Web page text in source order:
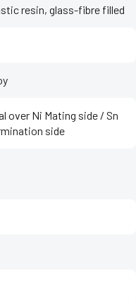
resin, glass-fibre filled
over Ni Mating side / Sn
side